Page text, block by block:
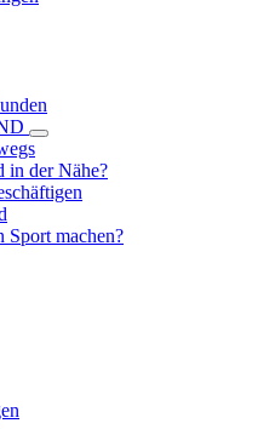
in der Nähe?
Sport machen?